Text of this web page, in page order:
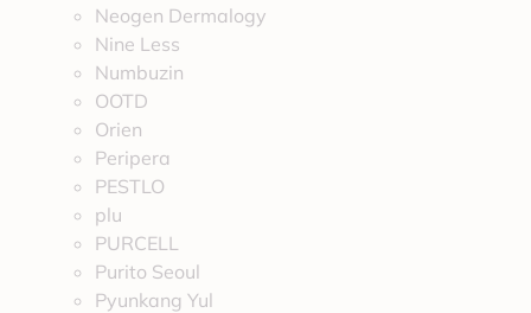
Neogen Dermalogy
Nine Less
Numbuzin
OOTD
Orien
Peripera
PESTLO
plu
PURCELL
Purito Seoul
Pyunkang Yul